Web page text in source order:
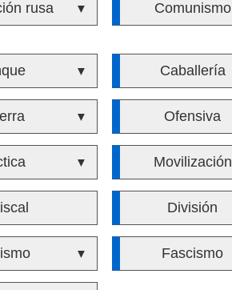
rusa ▼ Comunismo
▼ Caballería
▼ Ofensiva
▼ Movilización
División
▼ Fascismo